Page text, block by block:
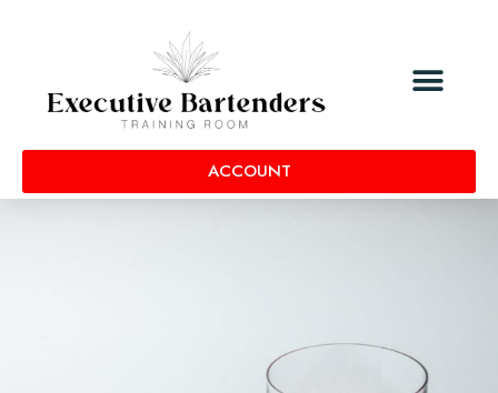
ACCOUNT